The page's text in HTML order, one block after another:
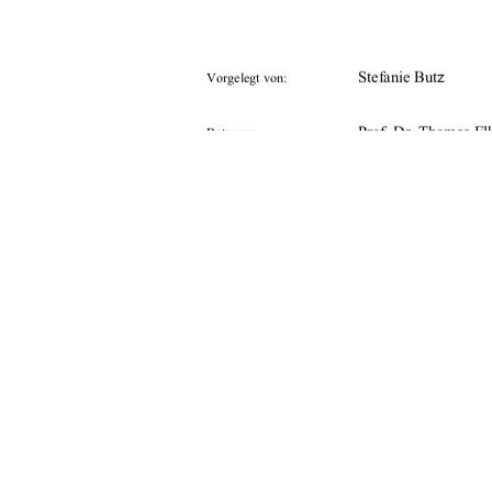
Vorgelegt von:
                  Stefanie                  But
z
Betreuer:
Prof. Dr. Thomas